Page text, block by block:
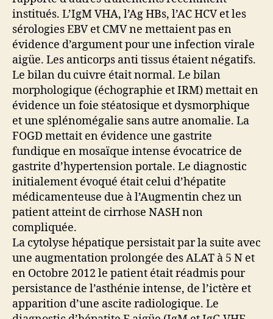
institués. L’IgM VHA, l’Ag HBs, l’AC HCV et les
sérologies EBV et CMV ne mettaient pas en
évidence d’argument pour une infection virale
aigüe. Les anticorps anti tissus étaient négatifs.
Le bilan du cuivre était normal. Le bilan
morphologique (échographie et IRM) mettait en
évidence un foie stéatosique et dysmorphique
et une splénomégalie sans autre anomalie. La
FOGD mettait en évidence une gastrite
fundique en mosaïque intense évocatrice de
gastrite d’hypertension portale. Le diagnostic
initialement évoqué était celui d’hépatite
médicamenteuse due à l’Augmentin chez un
patient atteint de cirrhose NASH non
compliquée.
La cytolyse hépatique persistait par la suite avec
une augmentation prolongée des ALAT à 5 N et
en Octobre 2012 le patient était réadmis pour
persistance de l’asthénie intense, de l’ictère et
apparition d’une ascite radiologique. Le